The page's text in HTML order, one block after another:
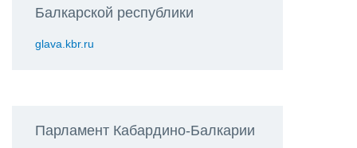
Балкарской республики
glava.kbr.ru
Парламент Кабардино-Балкарии